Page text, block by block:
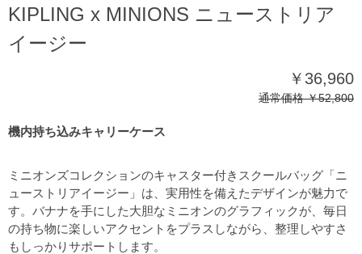
KIPLING x MINIONS ニューストリア
イージー
機内持ち込みキャリーケース
￥36,960
通常価格￥52,800
ミニオンズコレクションのキャスター付きスクールバッグ「ニ
ューストリアイージー」は、実用性を備えたデザインが魅力で
す。バナナを手にした大胆なミニオンのグラフィックが、毎日
の持ち物に楽しいアクセントをプラスしながら、整理しやすさ
もしっかりサポートします。